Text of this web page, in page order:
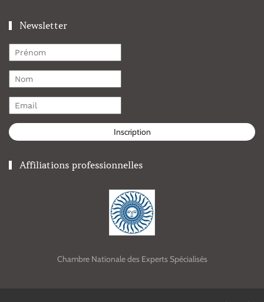
Newsletter
Inscription
Affiliations professionnelles
Chambre Nationale des Experts Spécialisés